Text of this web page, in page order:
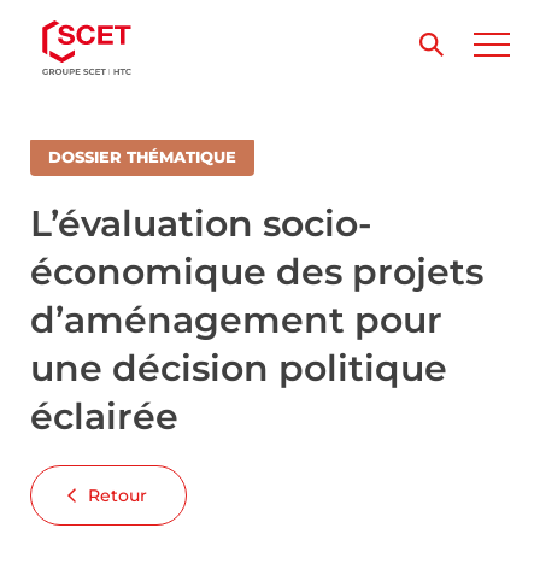
DOSSIER THÉMATIQUE
L’évaluation socio-
économique des projets
d’aménagement pour
une décision politique
éclairée
Retour